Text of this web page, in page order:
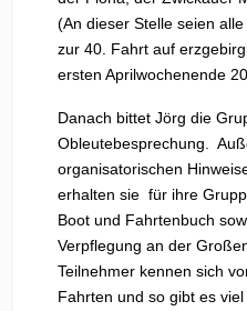
(An dieser Stelle seien
zur 40. Fahrt auf
ersten Aprilwochenende
Danach bittet Jörg die
Obleutebesprechung.
organisatorischen
erhalten sie für ihre
Boot und Fahrtenbuch
Verpflegung an der
Teilnehmer kennen sich
Fahrten und so gibt es